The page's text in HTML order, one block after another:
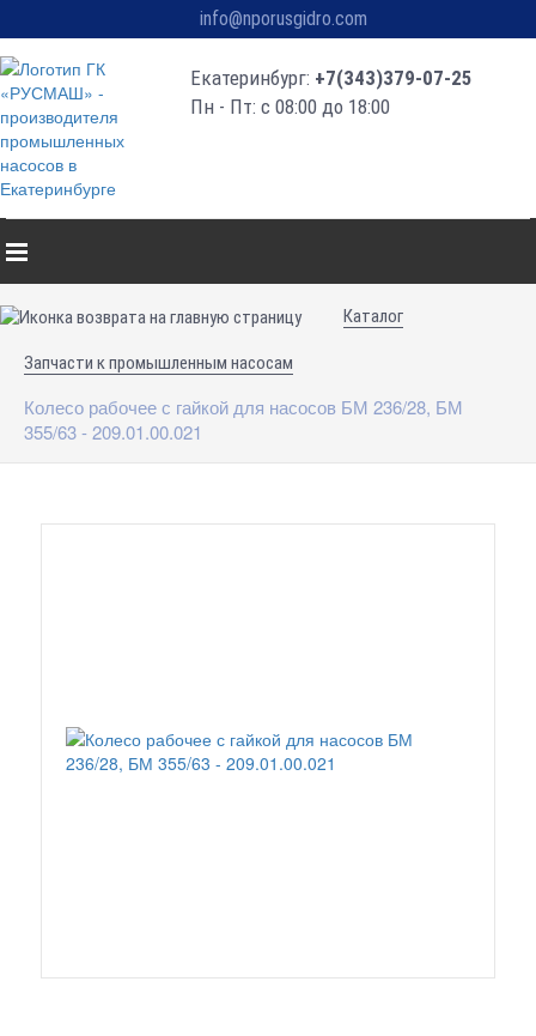
info@nporusgidro.com
Екатеринбург: +7(343)379-07-25
Пн - Пт: с 08:00 до 18:00
Каталог
Запчасти к промышленным насосам
Колесо рабочее с гайкой для насосов БМ 236/28, БМ
355/63 - 209.01.00.021